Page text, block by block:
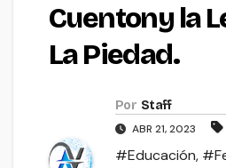
Cuentony la
La Piedad.
Por Staff
ABR 21, 2023
#Educación,